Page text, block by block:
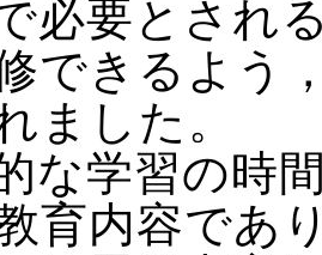
必要とされ
できるよう
ました。
な学習の時
育内容であ